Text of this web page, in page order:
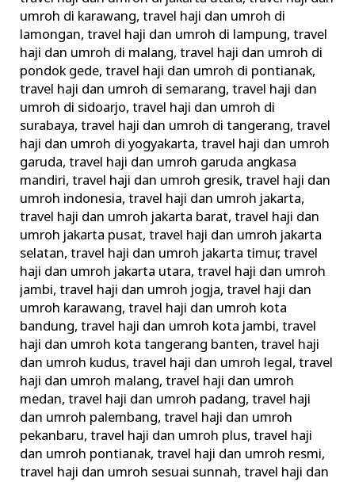
umroh di karawang,travel haji dan umroh di
lamongan,travel haji dan umroh di lampung,travel
haji dan umroh di malang,travel haji dan umroh di
pondok gede,travel haji dan umroh di pontianak,
travel haji dan umroh di semarang,travel haji dan
umroh di sidoarjo,travel haji dan umroh di
surabaya,travel haji dan umroh di tangerang,travel
haji dan umroh di yogyakarta,travel haji dan umroh
garuda,travel haji dan umroh garuda angkasa
mandiri,travel haji dan umroh gresik,travel haji dan
umroh indonesia,travel haji dan umroh jakarta,
travel haji dan umroh jakarta barat,travel haji dan
umroh jakarta pusat,travel haji dan umroh jakarta
selatan,travel haji dan umroh jakarta timur,travel
haji dan umroh jakarta utara,travel haji dan umroh
jambi,travel haji dan umroh jogja,travel haji dan
umroh karawang,travel haji dan umroh kota
bandung,travel haji dan umroh kota jambi,travel
haji dan umroh kota tangerang banten,travel haji
dan umroh kudus,travel haji dan umroh legal,travel
haji dan umroh malang,travel haji dan umroh
medan,travel haji dan umroh padang,travel haji
dan umroh palembang,travel haji dan umroh
pekanbaru,travel haji dan umroh plus,travel haji
dan umroh pontianak,travel haji dan umroh resmi,
travel haji dan umroh sesuai sunnah,travel haji dan